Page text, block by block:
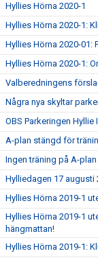
Hyllies Hörna 2020-1
Hyllies Hörna 2020-1:
Hyllies Hörna 2020-01:
Hyllies Hörna 2020-1:
Valberedningens
Några nya skyltar
OBS Parkeringen Hyllie
A-plan stängd för
Ingen träning på A-
Hylliedagen 17 augusti
Hyllies Hörna 2019-1
Hyllies Hörna 2019-1
hängmattan!
Hyllies Hörna 2019-1: